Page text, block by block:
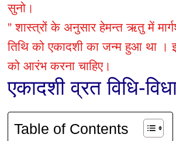
सुनो।
” शास्त्रों के अनुसार हेमन्त ऋतु में
तिथि को एकादशी का जन्म हुआ था ।
को आरंभ करना चाहिए।
एकादशी व्रत विधि-
Table of Contents